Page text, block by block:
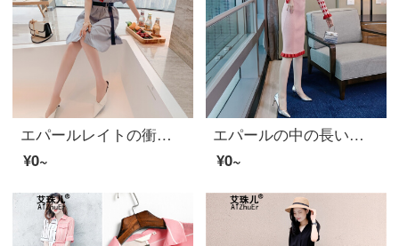
エパールレイトの衝撃色プリントのストラップを腰に細く見える通勤シャツワンピス女装2020夏新作商品画像色M
¥0~
エパールの中の長いネックカバーの上に厚いセーターを着て、女性は2020秋冬の服を着て、新商品の底に編み込みをしています。
¥0~